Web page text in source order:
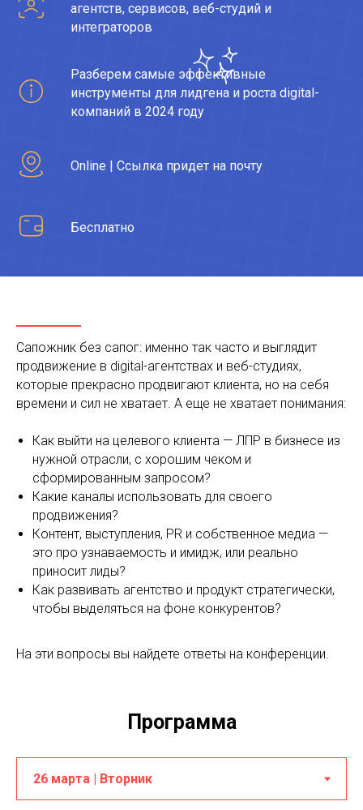
агентств, сервисов, веб-студий и
интеграторов
Разберем самые эффективные
инструменты для лидгена и роста digital-
компаний в 2024 году
Online | Cсылка придет на почту
Бесплатно
Сапожник без сапог: именно так часто и выглядит
продвижение в digital-агентствах и веб-студиях,
которые прекрасно продвигают клиента, но на себя
времени и сил не хватает. А еще не хватает понимания:
Как выйти на целевого клиента — ЛПР в бизнесе из
нужной отрасли, с хорошим чеком и
сформированным запросом?
Какие каналы использовать для своего
продвижения?
Контент, выступления, PR и собственное медиа —
это про узнаваемость и имидж, или реально
приносит лиды?
Как развивать агентство и продукт стратегически,
чтобы выделяться на фоне конкурентов?
На эти вопросы вы найдете ответы на конференции.
Программа